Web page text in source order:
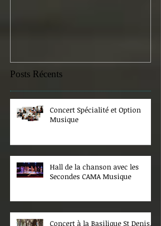
Posts Récents
Concert Spécialité et Option
Musique
Hall de la chanson avec les
Secondes CAMA Musique
Concert à la Basilique St Denis.